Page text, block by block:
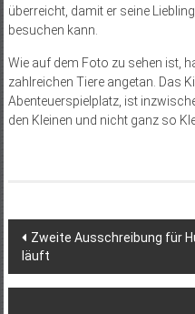
überreicht, damit er seine
besuchen kann.
Wie auf dem Foto zu sehen ist,
zahlreichen Tiere angetan. Das
Abenteuerspielplatz, ist
den Kleinen und nicht ganz so
Zweite Ausschreibung für
läuft